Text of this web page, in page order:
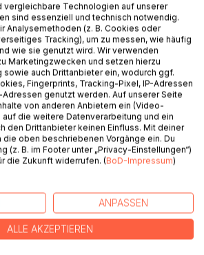
über den Tag legt.
vergleichbare Technologien auf unserer
sind essenziell und technisch notwendig.
Analysemethoden (z. B. Cookies oder
Tracking), um zu messen, wie häufig
wie sie genutzt wird. Wir verwenden
Marketingzwecken und setzen hierzu
auch Drittanbieter ein, wodurch ggf.
Fingerprints, Tracking-Pixel, IP-Adressen
genutzt werden. Auf unserer Seite
von anderen Anbietern ein (Video-
auf die weitere Datenverarbeitung und ein
den Drittanbieter keinen Einfluss. Mit deiner
die oben beschriebenen Vorgänge ein. Du
(z. B. im Footer unter „Privacy-Einstellungen“)
die Zukunft widerrufen. (BoD-Impressum)
ANPASSEN
ALLE AKZEPTIEREN